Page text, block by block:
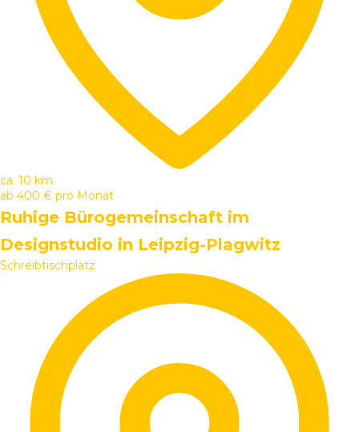
ca. 10 km
ab 400 € pro Monat
Ruhige Bürogemeinschaft im
Designstudio in Leipzig-Plagwitz
Schreibtischplatz